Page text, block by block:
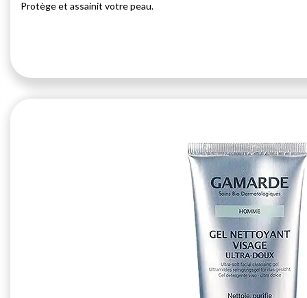
Protège et assainit votre peau.